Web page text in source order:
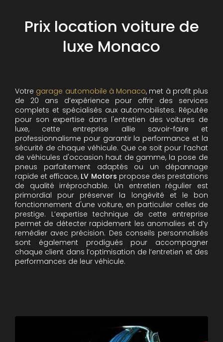
Prix location voiture de
luxe Monaco
Votre garage automobile à Monaco, met à profit plus
de 20 ans d’expérience pour offrir des services
complets et spécialisés aux automobilistes. Réputée
pour son expertise dans l'entretien des voitures de
luxe, cette entreprise allie savoir-faire et
professionnalisme pour garantir la performance et la
sécurité de chaque véhicule. Que ce soit pour l’achat
de véhicules d'occasion haut de gamme, la pose de
pneus parfaitement adaptés ou un dépannage
rapide et efficace, LV Motors propose des prestations
de qualité irréprochable. Un entretien régulier est
primordial pour préserver la longévité et le bon
fonctionnement d'une voiture, en particulier celles de
prestige. L’expertise technique de cette entreprise
permet de détecter rapidement les anomalies et d’y
remédier avec précision. Des conseils personnalisés
sont également prodigués pour accompagner
chaque client dans l’optimisation de l’entretien et des
performances de leur véhicule.